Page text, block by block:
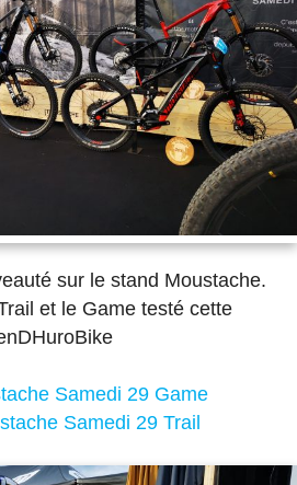
sur le stand Moustache.
et le Game testé cette
Samedi 29 Game
Samedi 29 Trail